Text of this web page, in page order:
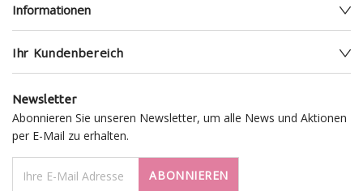
Informationen
Ihr Kundenbereich
Newsletter
Abonnieren Sie unseren Newsletter, um alle News und Aktionen
per E-Mail zu erhalten.
ABONNIEREN